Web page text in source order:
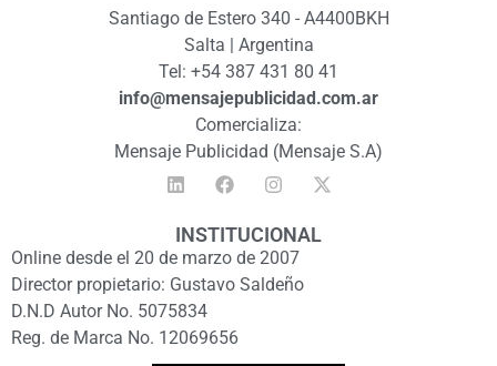
Santiago de Estero 340 - A4400BKH
Salta | Argentina
Tel: +54 387 431 80 41
info@mensajepublicidad.com.ar
Comercializa:
Mensaje Publicidad (Mensaje S.A)
INSTITUCIONAL
Online desde el 20 de marzo de 2007
Director propietario: Gustavo Saldeño
D.N.D Autor No. 5075834
Reg. de Marca No. 12069656